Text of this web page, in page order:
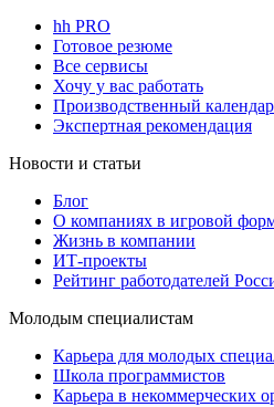
hh PRO
Готовое резюме
Все сервисы
Хочу у вас работать
Производственный
Экспертная рекомендация
Новости и статьи
Блог
О компаниях в игровой
Жизнь в компании
ИТ-проекты
Рейтинг работодателей
Молодым специалистам
Карьера для молодых
Школа программистов
Карьера в некоммерческих